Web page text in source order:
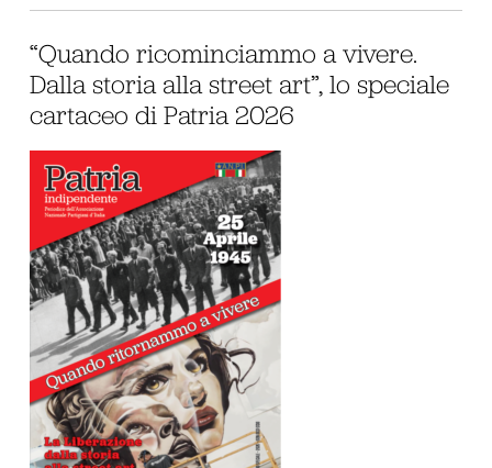
“Quando ricominciammo a vivere.
Dalla storia alla street art”, lo speciale
cartaceo di Patria 2026